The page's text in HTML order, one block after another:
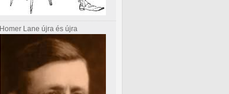
Homer Lane újra és újra